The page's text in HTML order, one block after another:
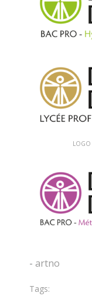
LOGO
- artno
Tags: